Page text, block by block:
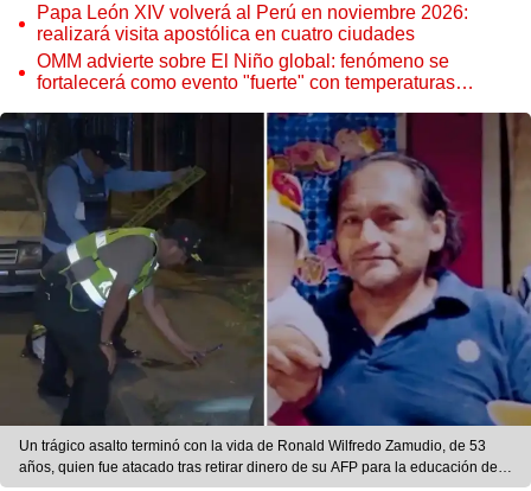
Papa León XIV volverá al Perú en noviembre 2026:
realizará visita apostólica en cuatro ciudades
OMM advierte sobre El Niño global: fenómeno se
fortalecerá como evento "fuerte" con temperaturas
Un trágico asalto terminó con la vida de Ronald Wilfredo Zamudio, de 53
años, quien fue atacado tras retirar dinero de su AFP para la educación de